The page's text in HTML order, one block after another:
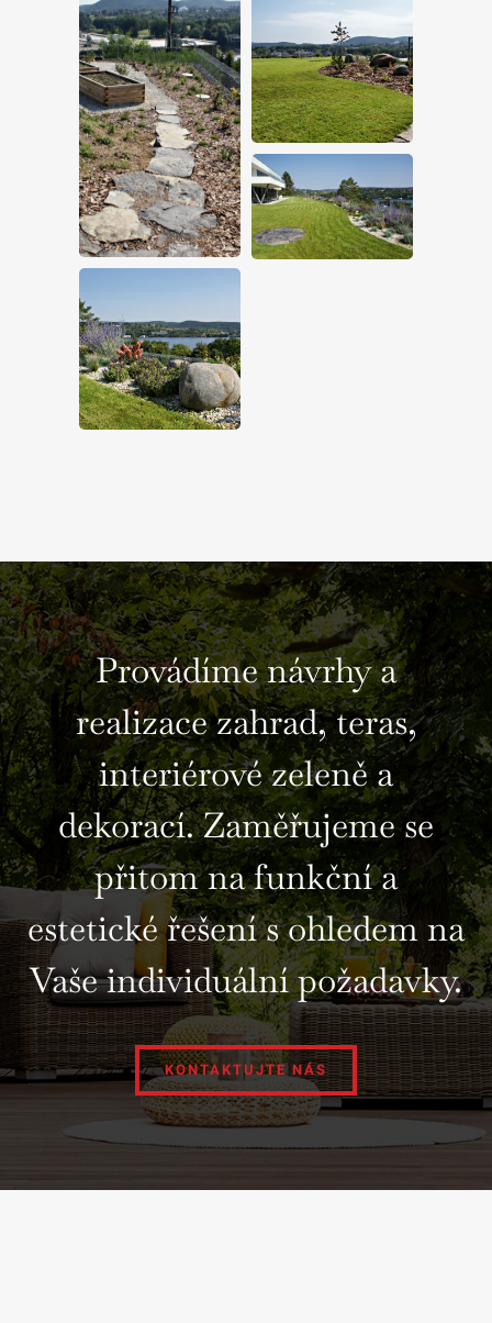
Provádíme návrhy a
realizace zahrad, teras,
interiérové zeleně a
dekorací. Zaměřujeme se
přitom na funkční a
estetické řešení s ohledem na
Vaše individuální požadavky.
KONTAKTUJTE NÁS